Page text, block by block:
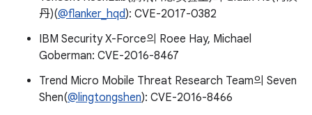
丹)(@flanker_hqd): CVE-2017-0382
IBM Security X-Force의 Roee Hay, Michael
Goberman: CVE-2016-8467
Trend Micro Mobile Threat Research Team의 Seven
Shen(@lingtongshen): CVE-2016-8466